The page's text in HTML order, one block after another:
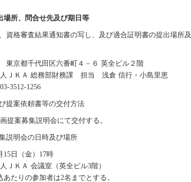
場所、問合せ先及び期日等
資格審査結果通知書の写し、及び適合証明書の提出場所及
東京都千代田区六番町４－６ 英全ビル２階
ＪＫＡ 総務部財務課 担当 浅倉 信行・小島里恵
3512-1256
提案依頼書等の交付方法
画提案募集説明会にて交付する。
説明会の日時及び場所
月15日（金）17時
ＪＫＡ 会議室（英全ビル3階）
たりの参加者は2名までとする。